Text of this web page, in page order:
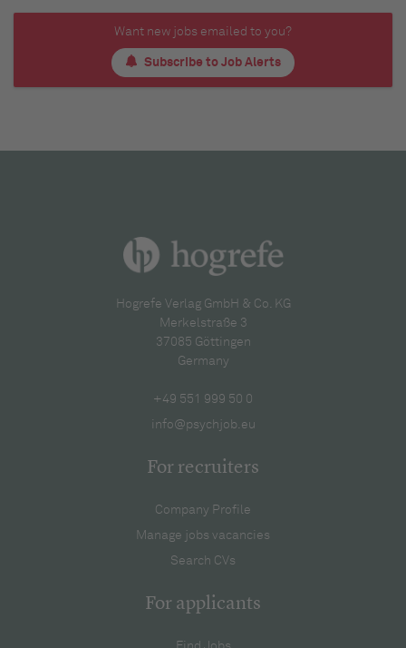
Want new jobs emailed to you?
Subscribe to Job Alerts
Hogrefe Verlag GmbH & Co. KG
Merkelstraße 3
37085 Göttingen
Germany
+49 551 999 50 0
info@psychjob.eu
For recruiters
Company Profile
Manage jobs vacancies
Search CVs
For applicants